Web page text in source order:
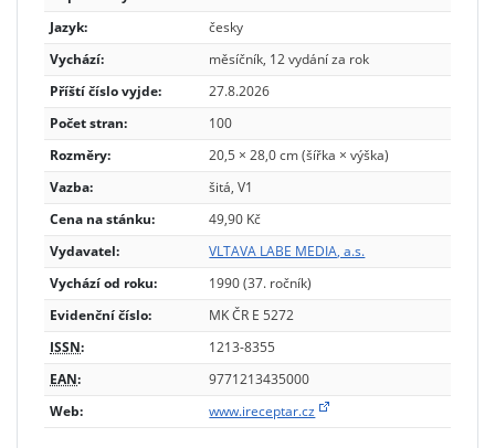
Jazyk:
česky
Vychází:
měsíčník, 12 vydání za rok
Příští číslo vyjde:
27.8.2026
Počet stran:
100
Rozměry:
20,5 × 28,0 cm (šířka × výška)
Vazba:
šitá, V1
Cena na stánku:
49,90 Kč
Vydavatel:
VLTAVA LABE MEDIA, a.s.
Vychází od roku:
1990 (37. ročník)
Evidenční číslo:
MK ČR E 5272
ISSN:
1213-8355
EAN:
9771213435000
Web:
www.ireceptar.cz